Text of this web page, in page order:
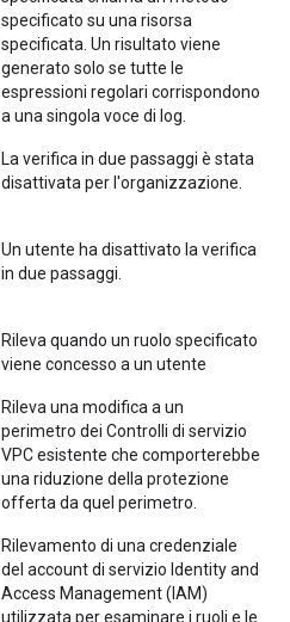
specificato su una risorsa
specificata. Un risultato viene
generato solo se tutte le
espressioni regolari corrispondono
a una singola voce di log.
La verifica in due passaggi è stata
disattivata per l'organizzazione.
Un utente ha disattivato la verifica
in due passaggi.
Rileva quando un ruolo specificato
viene concesso a un utente
Rileva una modifica a un
perimetro dei Controlli di servizio
VPC esistente che comporterebbe
una riduzione della protezione
offerta da quel perimetro.
Rilevamento di una credenziale
del account di servizio Identity and
Access Management (IAM)
utilizzata per esaminare i ruoli e le